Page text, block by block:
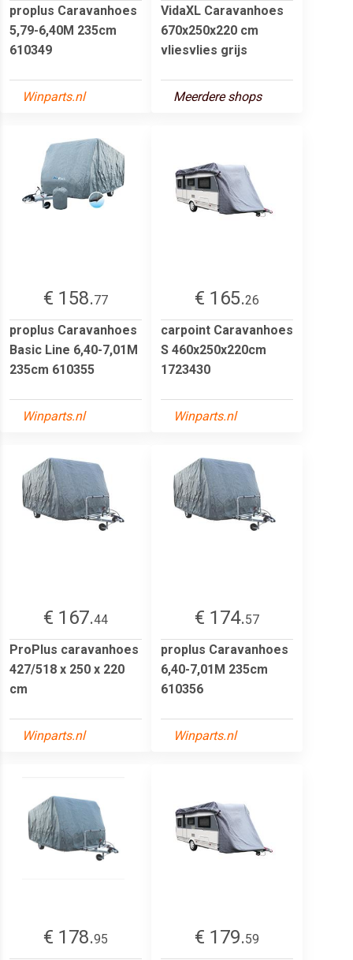
proplus Caravanhoes
5,79-6,40M 235cm
610349
Winparts.nl
VidaXL Caravanhoes
670x250x220 cm
vliesvlies grijs
Meerdere shops
€ 158.77
proplus Caravanhoes
Basic Line 6,40-7,01M
235cm 610355
Winparts.nl
€ 165.26
carpoint Caravanhoes
S 460x250x220cm
1723430
Winparts.nl
€ 167.44
ProPlus caravanhoes
427/518 x 250 x 220
cm
Winparts.nl
€ 174.57
proplus Caravanhoes
6,40-7,01M 235cm
610356
Winparts.nl
€ 178.95
€ 179.59